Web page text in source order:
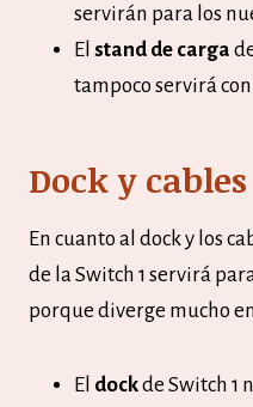
servirán para los
El stand de carga
tampoco servirá
Dock y cables
En cuanto al dock y los
de la Switch 1 servirá
porque diverge mucho
El dockde Switch 1